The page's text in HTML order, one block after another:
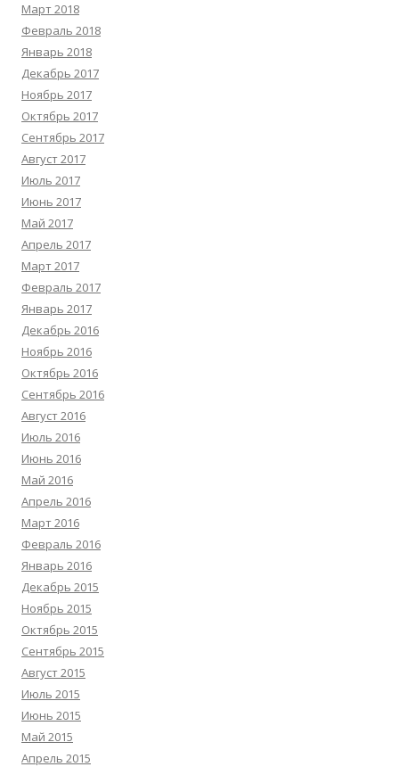
Март 2018
Февраль 2018
Январь 2018
Декабрь 2017
Ноябрь 2017
Октябрь 2017
Сентябрь 2017
Август 2017
Июль 2017
Июнь 2017
Май 2017
Апрель 2017
Март 2017
Февраль 2017
Январь 2017
Декабрь 2016
Ноябрь 2016
Октябрь 2016
Сентябрь 2016
Август 2016
Июль 2016
Июнь 2016
Май 2016
Апрель 2016
Март 2016
Февраль 2016
Январь 2016
Декабрь 2015
Ноябрь 2015
Октябрь 2015
Сентябрь 2015
Август 2015
Июль 2015
Июнь 2015
Май 2015
Апрель 2015